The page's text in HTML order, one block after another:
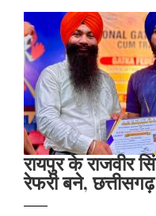
रायपुर के राजवीर
रेफरी बने, छत्तीसगढ़